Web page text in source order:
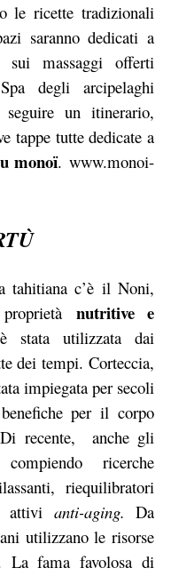
le ricette tradizionali
saranno dedicati a
sui massaggi offerti
degli arcipelaghi
un itinerario,
tappe tutte dedicate a
monoї. www.monoi-
tahitiana c’è il Noni,
nutritive e
stata utilizzata dai
dei tempi. Corteccia,
impiegata per secoli
per il corpo
recente, anche gli
ricerche
riequilibratori
attivi anti-aging. Da
utilizzano le risorse
La fama favolosa di